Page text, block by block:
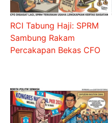
RCI Tabung Haji: SPRM
Sambung Rakam
Percakapan Bekas CFO